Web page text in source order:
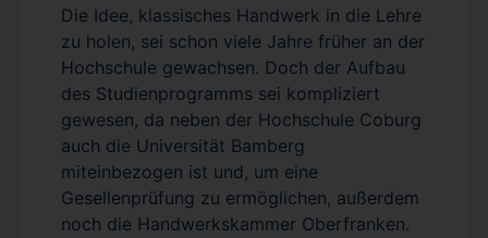
Die Idee, klassisches Handwerk in die Lehre
zu holen, sei schon viele Jahre früher an der
Hochschule gewachsen. Doch der Aufbau
des Studienprogramms sei kompliziert
gewesen, da neben der Hochschule Coburg
auch die Universität Bamberg
miteinbezogen ist und, um eine
Gesellenprüfung zu ermöglichen, außerdem
noch die Handwerkskammer Oberfranken.